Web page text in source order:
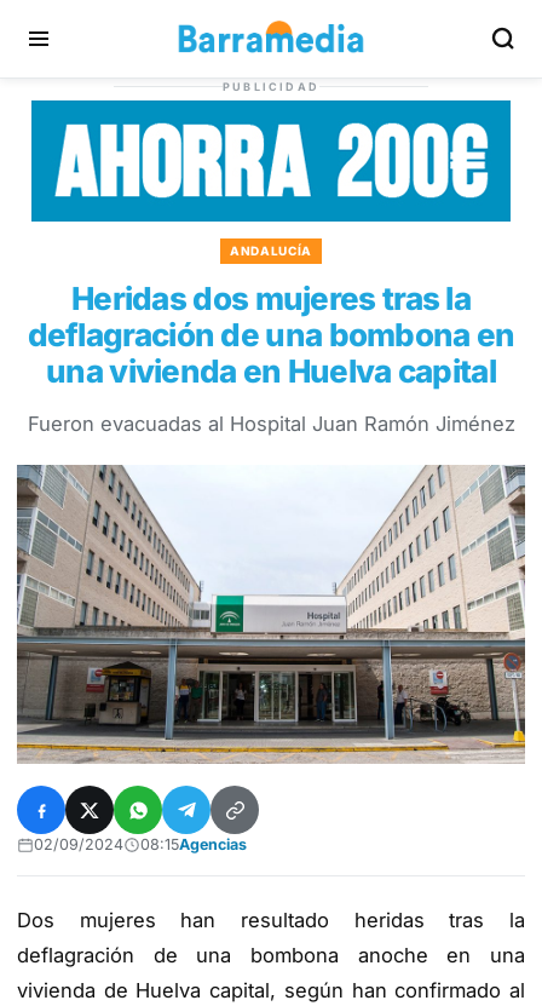
PUBLICIDAD
ANDALUCÍA
Heridas dos mujeres tras la
deflagración de una bombona en
una vivienda en Huelva capital
Fueron evacuadas al Hospital Juan Ramón Jiménez
02/09/2024 08:15Agencias
Dos mujeres han resultado heridas tras la
deflagración de una bombona anoche en una
vivienda de Huelva capital, según han confirmado al